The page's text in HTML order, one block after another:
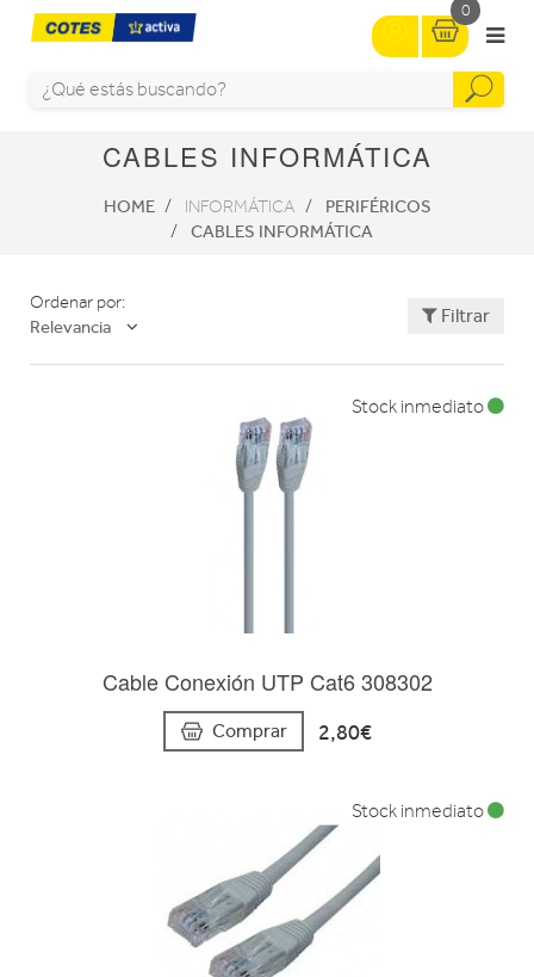
0
CABLES INFORMÁTICA
HOME INFORMÁTICA
PERIFÉRICOS
CABLES INFORMÁTICA
Ordenar por:
Relevancia
Filtrar
Cable Conexión UTP Cat6 308302
Comprar 2,80€
Stock inmediato
Stock inmediato